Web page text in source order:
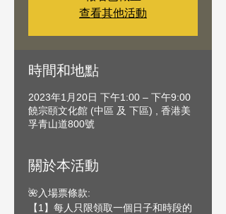
查看其他活動
時間和地點
2023年1月20日 下午1:00 – 下午9:00
饒宗頤文化館 (中區 及 下區) , 香港美
孚青山道800號
關於本活動
🌺入場票條款:
【1】每人只限領取一個日子和時段的